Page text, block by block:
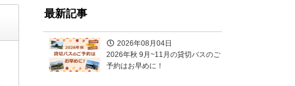
最新記事
2026年08月04日
2026年秋 9月~11月の貸切バスのご
予約はお早めに！